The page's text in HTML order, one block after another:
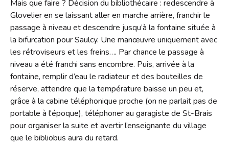
Mais que faire ? Décision du bibliothécaire : redescendre à
Glovelier en se laissant aller en marche arrière, franchir le
passage à niveau et descendre jusqu’à la fontaine située à
la bifurcation pour Saulcy. Une manœuvre uniquement avec
les rétroviseurs et les freins…. Par chance le passage à
niveau a été franchi sans encombre. Puis, arrivée à la
fontaine, remplir d’eau le radiateur et des bouteilles de
réserve, attendre que la température baisse un peu et,
grâce à la cabine téléphonique proche (on ne parlait pas de
portable à l'époque), téléphoner au garagiste de St-Brais
pour organiser la suite et avertir l’enseignante du village
que le bibliobus aura du retard.